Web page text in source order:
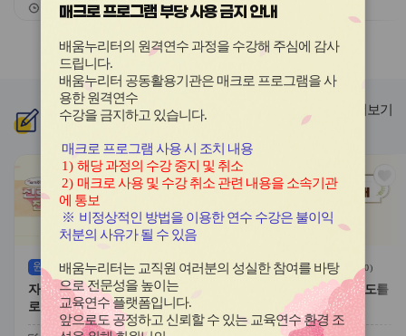
교육기간
26.03.03 ~ 26.12.20
교육기간
슬
라
이
드
버
튼
이
전
슬
라
이
드
다
음
신규과정
관
심
이
콘
원격 (상시) ( 0)
자기주도적 진로개발 역량과 진
로학습 유형
관
심
아
원격(상시) 0)
대한민국 새내기 유권자 지도를
위한 학생 선거교육의 이해
더보기
매크로 프로그램 부당 사용 금지 안내
배움누리터의 원격연수 과정을 수강해 주심에 감사
드립니다.
배움누리터 공동활용기관은 매크로 프로그램을 사
용한원격연수
수강을 금지하고 있습니다.
매크로 프로그램 사용 시 조치 내용
1) 해당 과정의 수강 중지 및 취소
2) 매크로 사용 및 수강 취소 관련 내용을 소속기관
에 통보
※ 비정상적인 방법을 이용한 연수 수강은 불이익
처분의 사유가 될 수 있음
배움누리터는 교직원 여러분의 성실한 참여를 바탕
으로 전문성을 높이는
교육연수 플랫폼입니다.
앞으로도 공정하고 신뢰할 수 있는 교육연수 환경 조